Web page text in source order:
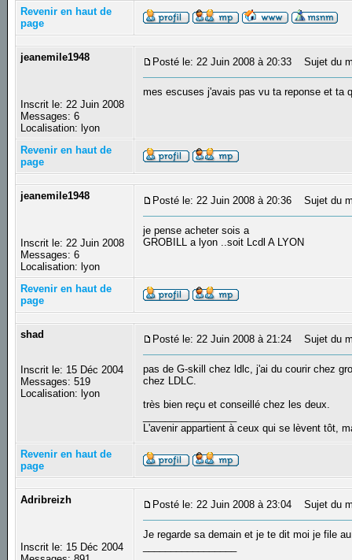
Revenir en haut de
page
jeanemile1948
Inscrit le: 22 Juin 2008
Messages: 6
Localisation: lyon
Posté le: 22 Juin 2008 à 20:33 Sujet du
mes escuses j'avais pas vu ta reponse et ta
Revenir en haut de
page
jeanemile1948
Inscrit le: 22 Juin 2008
Messages: 6
Localisation: lyon
Posté le: 22 Juin 2008 à 20:36 Sujet du
je pense acheter sois a
GROBILL a lyon ..soit Lcdl A LYON
Revenir en haut de
page
shad
Inscrit le: 15 Déc 2004
Messages: 519
Localisation: lyon
Posté le: 22 Juin 2008 à 21:24 Sujet du
pas de G-skill chez ldlc, j'ai du courir chez
chez LDLC.
très bien reçu et conseillé chez les deux.
L'avenir appartient à ceux qui se lèvent tôt,
Revenir en haut de
page
Adribreizh
Inscrit le: 15 Déc 2004
Posté le: 22 Juin 2008 à 23:04 Sujet du
Je regarde sa demain et je te dit moi je file